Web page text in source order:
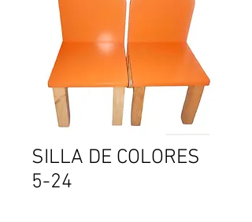
SILLA DE COLORES
5-24